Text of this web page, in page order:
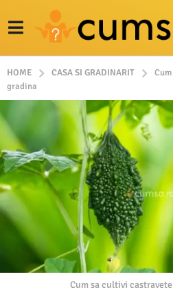
HOME CASA SI GRADINARIT
gradina
Cum sa cultivi